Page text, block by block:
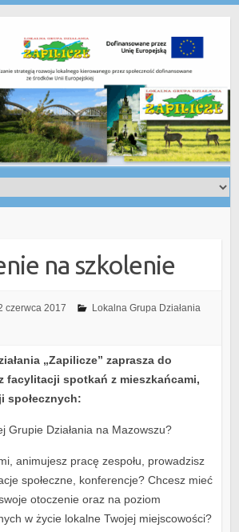
na szkolenie
czerwca 2017
Lokalna Grupa Działania
„Zapilicze” zaprasza do
facylitacji spotkań z mieszkańcami,
społecznych:
Grupie Działania na Mazowszu?
animujesz pracę zespołu, prowadzisz
społeczne, konferencje? Chcesz mieć
otoczenie oraz na poziom
w życie lokalne Twojej miejscowości?